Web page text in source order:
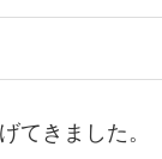
てきました。